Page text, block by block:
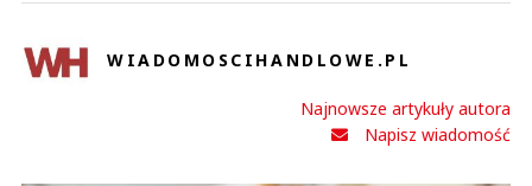
WIADOMOSCIHANDLOWE.PL
Najnowsze artykuły autora
Napisz wiadomość